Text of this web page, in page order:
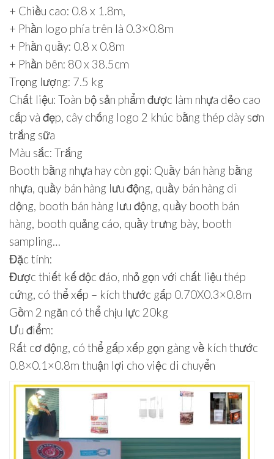
+ Chiều cao: 0.8 x 1.8m,
+ Phần logo phía trên là 0.3×0.8m
+ Phần quầy: 0.8 x 0.8m
+ Phần bên: 80 x 38.5cm
Trọng lượng: 7.5 kg
Chất liệu: Toàn bộ sản phẩm được làm nhựa dẻo cao
cấp và đẹp, cây chống logo 2 khúc bằng thép dày sơn
trắng sữa
Màu sắc: Trắng
Booth bằng nhựa hay còn gọi: Quầy bán hàng bằng
nhựa, quầy bán hàng lưu động, quầy bán hàng di
dộng, booth bán hàng lưu động, quầy booth bán
hàng, booth quảng cáo, quầy trưng bày, booth
sampling…
Đặc tính:
Được thiết kế độc đáo, nhỏ gọn với chất liệu thép
cứng, có thể xếp – kích thước gấp 0.70X0.3×0.8m
Gồm 2 ngăn có thể chịu lực 20kg
Ưu điểm:
Rất cơ động, có thể gấp xếp gọn gàng về kích thước
0.8×0.1×0.8m thuận lợi cho việc di chuyển